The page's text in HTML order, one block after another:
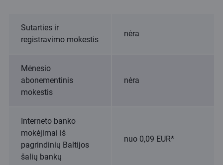
Sutarties ir
registravimo mokestis
nėra
Mėnesio
abonementinis
mokestis
nėra
Interneto banko
mokėjimai iš
pagrindinių Baltijos
šalių bankų
nuo 0,09 EUR*